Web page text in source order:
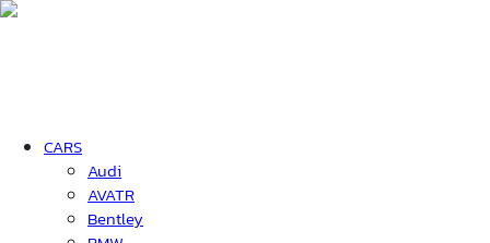
CARS
Audi
AVATR
Bentley